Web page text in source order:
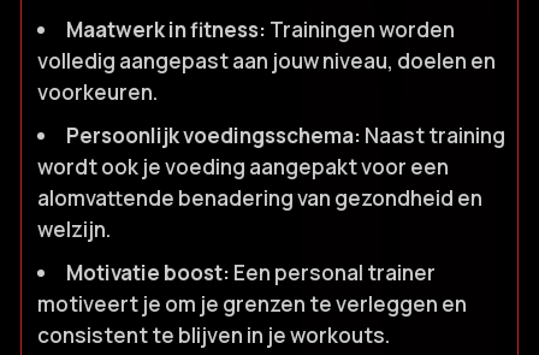
Maatwerk in fitness: Trainingen worden
volledig aangepast aan jouw niveau, doelen en
voorkeuren.​
Persoonlijk voedingsschema: Naast training
wordt ook je voeding aangepakt voor een
alomvattende benadering van gezondheid en
welzijn.​
Motivatie boost: Een personal trainer
motiveert je om je grenzen te verleggen en
consistent te blijven in je workouts.​